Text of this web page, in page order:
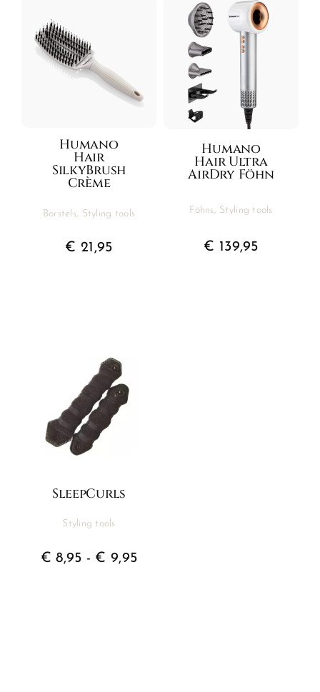
Humano
Hair
SilkyBrush
Crème
Borstels, Styling tools
€ 21,95
Humano
Hair Ultra
AirDry Föhn
Föhns, Styling tools
€ 139,95
SleepCurls
Styling tools
€ 8,95 - € 9,95Prijsklasse: